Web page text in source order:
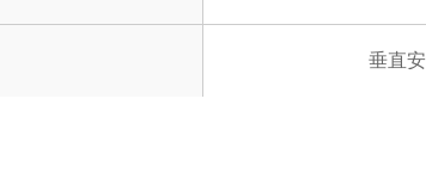
垂直